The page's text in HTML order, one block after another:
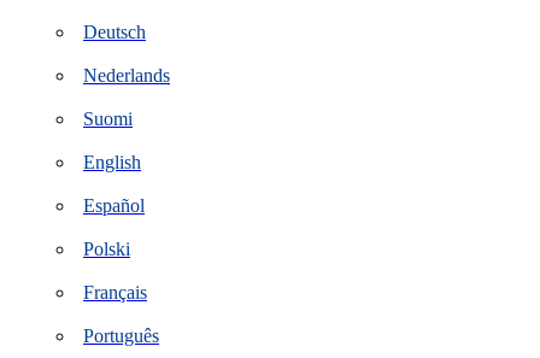
Deutsch
Nederlands
Suomi
English
Español
Polski
Français
Português